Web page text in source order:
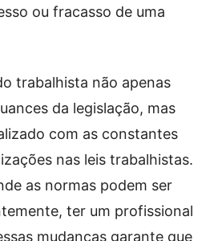
ou fracasso de uma
trabalhista não apenas
da legislação, mas
com as constantes
nas leis trabalhistas.
as normas podem ser
ter um profissional
mudanças garante que